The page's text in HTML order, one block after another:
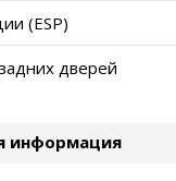
(ESP)
дверей
информация